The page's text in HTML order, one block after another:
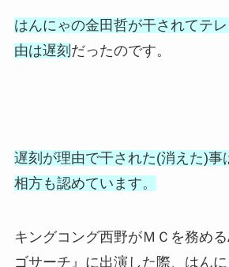
はんにゃの金田哲が干されてテ
由は遅刻 だったのです。
遅刻が理由で干された(消えた)事
相方も認めています。
キングコング西野がＭＣを務め
ゴサーチ』に出演した際、はん